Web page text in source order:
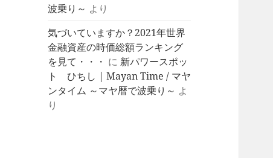
波乗り～ より
気づいていますか？2021年世界
金融資産の時価総額ランキング
を見て・・・ に 新パワースポッ
ト ひちし | Mayan Time / マヤ
ンタイム ～マヤ暦で波乗り～ よ
り